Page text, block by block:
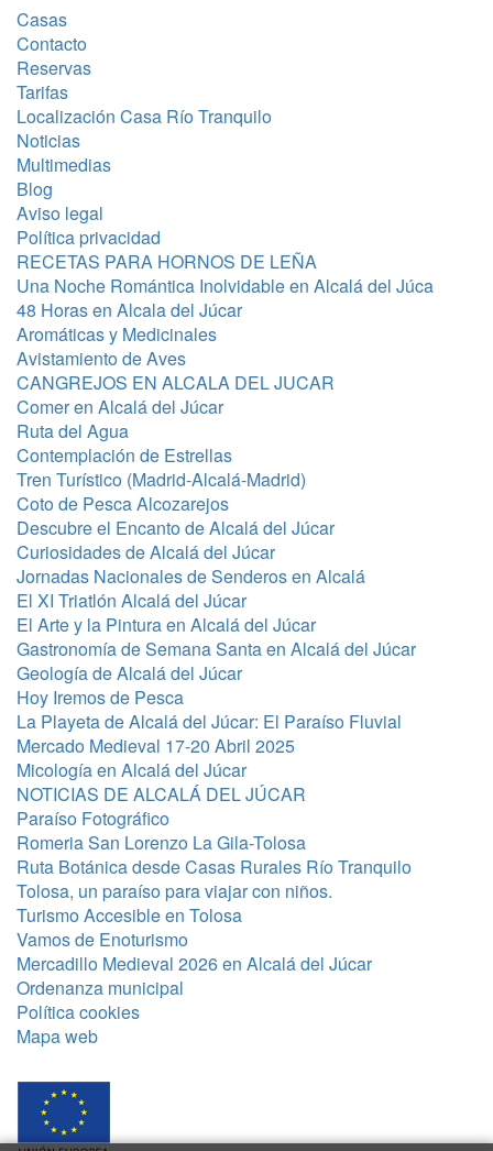
Casas
Contacto
Reservas
Tarifas
Localización Casa Río Tranquilo
Noticias
Multimedias
Blog
Aviso legal
Política privacidad
RECETAS PARA HORNOS DE LEÑA
Una Noche Romántica Inolvidable en Alcalá del Júca
48 Horas en Alcala del Júcar
Aromáticas y Medicinales
Avistamiento de Aves
CANGREJOS EN ALCALA DEL JUCAR
Comer en Alcalá del Júcar
Ruta del Agua
Contemplación de Estrellas
Tren Turístico (Madrid-Alcalá-Madrid)
Coto de Pesca Alcozarejos
Descubre el Encanto de Alcalá del Júcar
Curiosidades de Alcalá del Júcar
Jornadas Nacionales de Senderos en Alcalá
El XI Triatlón Alcalá del Júcar
El Arte y la Pintura en Alcalá del Júcar
Gastronomía de Semana Santa en Alcalá del Júcar
Geología de Alcalá del Júcar
Hoy Iremos de Pesca
La Playeta de Alcalá del Júcar: El Paraíso Fluvial
Mercado Medieval 17-20 Abril 2025
Micología en Alcalá del Júcar
NOTICIAS DE ALCALÁ DEL JÚCAR
Paraíso Fotográfico
Romeria San Lorenzo La Gila-Tolosa
Ruta Botánica desde Casas Rurales Río Tranquilo
Tolosa, un paraíso para viajar con niños.
Turismo Accesible en Tolosa
Vamos de Enoturismo
Mercadillo Medieval 2026 en Alcalá del Júcar
Ordenanza municipal
Política cookies
Mapa web